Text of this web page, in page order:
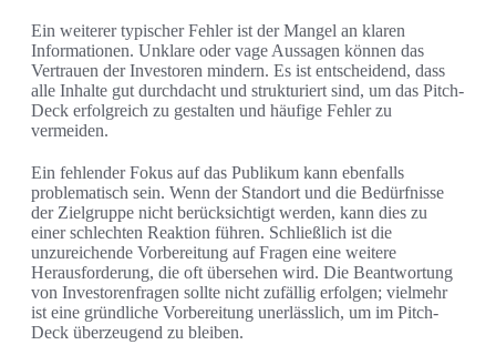
Ein weiterer typischer Fehler ist der Mangel an klaren
Informationen. Unklare oder vage Aussagen können das
Vertrauen der Investoren mindern. Es ist entscheidend, dass
alle Inhalte gut durchdacht und strukturiert sind, um das Pitch-
Deck erfolgreich zu gestalten und häufige Fehler zu
vermeiden.
Ein fehlender Fokus auf das Publikum kann ebenfalls
problematisch sein. Wenn der Standort und die Bedürfnisse
der Zielgruppe nicht berücksichtigt werden, kann dies zu
einer schlechten Reaktion führen. Schließlich ist die
unzureichende Vorbereitung auf Fragen eine weitere
Herausforderung, die oft übersehen wird. Die Beantwortung
von Investorenfragen sollte nicht zufällig erfolgen; vielmehr
ist eine gründliche Vorbereitung unerlässlich, um im Pitch-
Deck überzeugend zu bleiben.